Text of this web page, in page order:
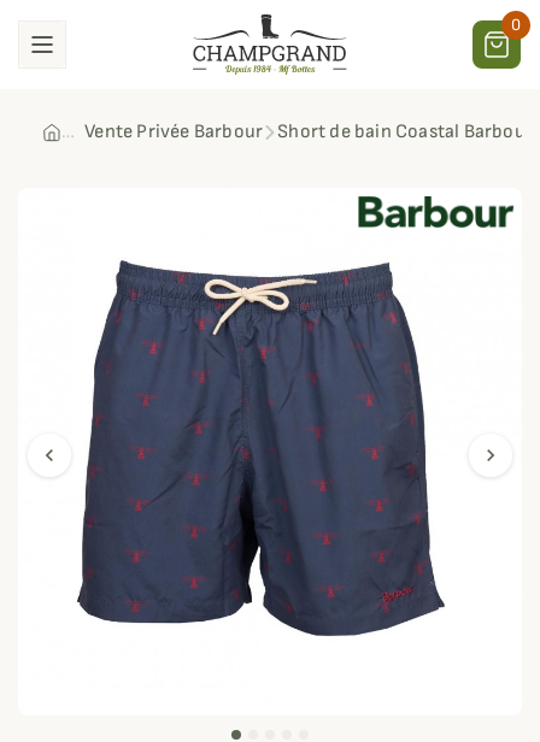
0
Vente Privée Barbour Short de bain Coastal Barbour
chevron_left chevron_right